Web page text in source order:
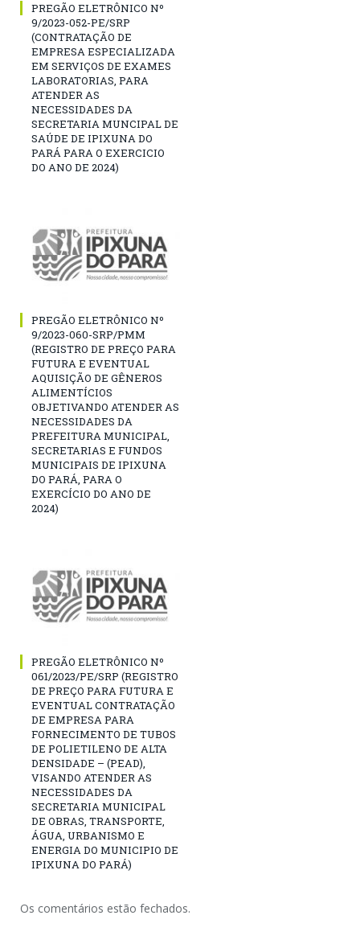
PREGÃO ELETRÔNICO Nº
9/2023-052-PE/SRP
(CONTRATAÇÃO DE
EMPRESA ESPECIALIZADA
EM SERVIÇOS DE EXAMES
LABORATORIAS, PARA
ATENDER AS
NECESSIDADES DA
SECRETARIA MUNCIPAL DE
SAÚDE DE IPIXUNA DO
PARÁ PARA O EXERCICIO
DO ANO DE 2024)
PREGÃO ELETRÔNICO Nº
9/2023-060-SRP/PMM
(REGISTRO DE PREÇO PARA
FUTURA E EVENTUAL
AQUISIÇÃO DE GÊNEROS
ALIMENTÍCIOS
OBJETIVANDO ATENDER AS
NECESSIDADES DA
PREFEITURA MUNICIPAL,
SECRETARIAS E FUNDOS
MUNICIPAIS DE IPIXUNA
DO PARÁ, PARA O
EXERCÍCIO DO ANO DE
2024)
PREGÃO ELETRÔNICO Nº
061/2023/PE/SRP (REGISTRO
DE PREÇO PARA FUTURA E
EVENTUAL CONTRATAÇÃO
DE EMPRESA PARA
FORNECIMENTO DE TUBOS
DE POLIETILENO DE ALTA
DENSIDADE – (PEAD),
VISANDO ATENDER AS
NECESSIDADES DA
SECRETARIA MUNICIPAL
DE OBRAS, TRANSPORTE,
ÁGUA, URBANISMO E
ENERGIA DO MUNICIPIO DE
IPIXUNA DO PARÁ)
Os comentários estão fechados.